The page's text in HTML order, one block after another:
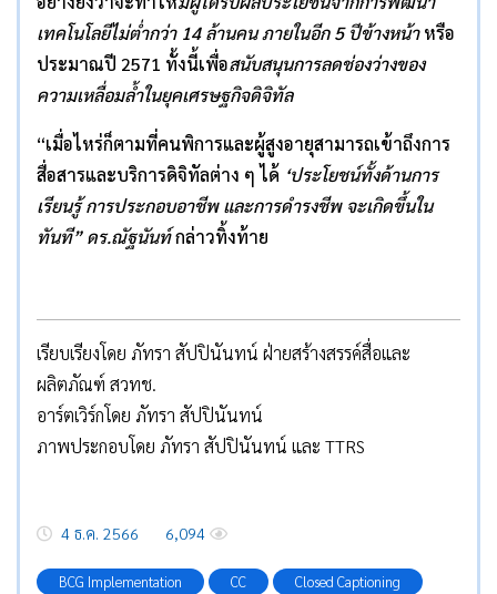
เทคโนโลยีไม่ต่ำกว่า 14ล้านคน ภายในอีก5ปีข้างหน้าหรือ
ประมาณปี 2571 ทั้งนี้เพื่อสนับสนุนการลดช่องว่างของ
ความเหลื่อมล้ำในยุคเศรษฐกิจดิจิทัล
“เมื่อไหร่ก็ตามที่คนพิการและผู้สูงอายุสามารถเข้าถึงการ
สื่อสารและบริการดิจิทัลต่าง ๆ ได้ ‘ประโยชน์ทั้งด้านการ
เรียนรู้ การประกอบอาชีพ และการดำรงชีพ จะเกิดขึ้นใน
ทันที” ดร.ณัฐนันท์กล่าวทิ้งท้าย
เรียบเรียงโดย ภัทรา สัปปินันทน์ ฝ่ายสร้างสรรค์สื่อและ
ผลิตภัณฑ์ สวทช.
อาร์ตเวิร์กโดย ภัทรา สัปปินันทน์
ภาพประกอบโดย ภัทรา สัปปินันทน์ และ TTRS
4 ธ.ค. 2566 6,094
BCG Implementation CC
Closed Captioning